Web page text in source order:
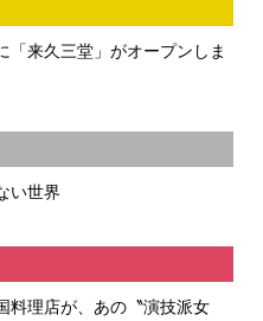
「来久三堂」がオープンしま
い世界
料理店が、あの〝演技派女